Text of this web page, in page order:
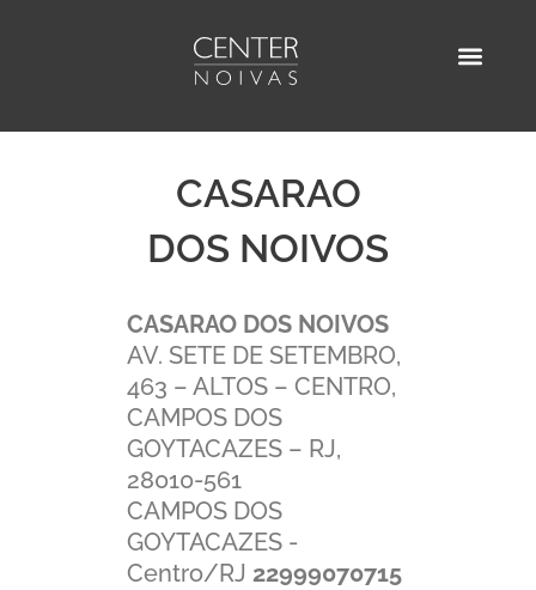
CASARAO
DOS NOIVOS
CASARAO DOS NOIVOS
AV. SETE DE SETEMBRO,
463 – ALTOS – CENTRO,
CAMPOS DOS
GOYTACAZES – RJ,
28010-561
CAMPOS DOS
GOYTACAZES -
Centro/RJ22999070715